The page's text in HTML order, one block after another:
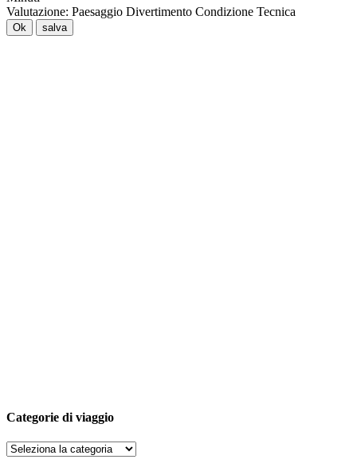
Valutazione: Paesaggio Divertimento Condizione Tecnica
Ok salva
Categorie di viaggio